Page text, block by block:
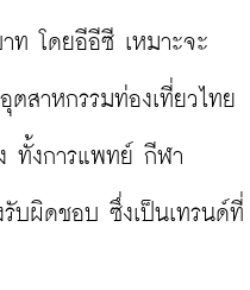
าท โดยอีอีซี เหมาะจะ
ตสาหกรรมท่องเที่ยวไทย
ทั้งการแพทย์ กีฬา
รับผิดชอบ ซึ่งเป็นเทรนด์ที่